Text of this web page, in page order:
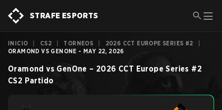
STRAFE ESPORTS
INICIO CS2 TORNEOS 2026 CCT EUROPE SERIES #2
ORAMOND VS GENONE - MAY 22, 2026
Oramond vs GenOne – 2026 CCT Europe Series #2
CS2 Partido